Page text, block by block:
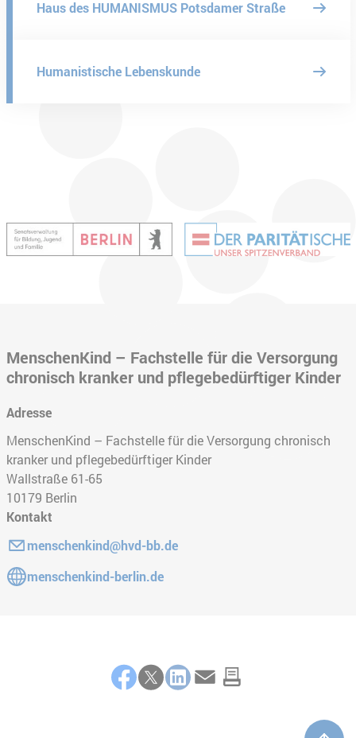
Haus des HUMANISMUS Potsdamer Straße
Humanistische Lebenskunde
MenschenKind – Fachstelle für die Versorgung
chronisch kranker und pflegebedürftiger Kinder
Adresse
MenschenKind – Fachstelle für die Versorgung chronisch
kranker und pflegebedürftiger Kinder
Wallstraße 61-65
10179 Berlin
Kontakt
E-Mail:menschenkind@hvd-bb.de
Gehe zur Website:
menschenkind-berlin.de